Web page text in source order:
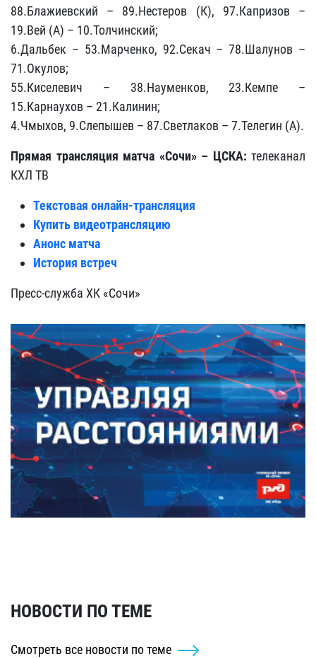
88.Блажиевский – 89.Нестеров (К), 97.Капризов –
19.Вей (А) – 10.Толчинский;
6.Дальбек – 53.Марченко, 92.Секач – 78.Шалунов –
71.Окулов;
55.Киселевич – 38.Науменков, 23.Кемпе –
15.Карнаухов – 21.Калинин;
4.Чмыхов, 9.Слепышев – 87.Светлаков – 7.Телегин (А).
Прямая трансляция матча «Сочи» – ЦСКА: телеканал
КХЛ ТВ
Текстовая онлайн-трансляция
Купить видеотрансляцию
Анонс матча
История встреч
Пресс-служба ХК «Сочи»
НОВОСТИ ПО ТЕМЕ
Смотреть все новости по теме